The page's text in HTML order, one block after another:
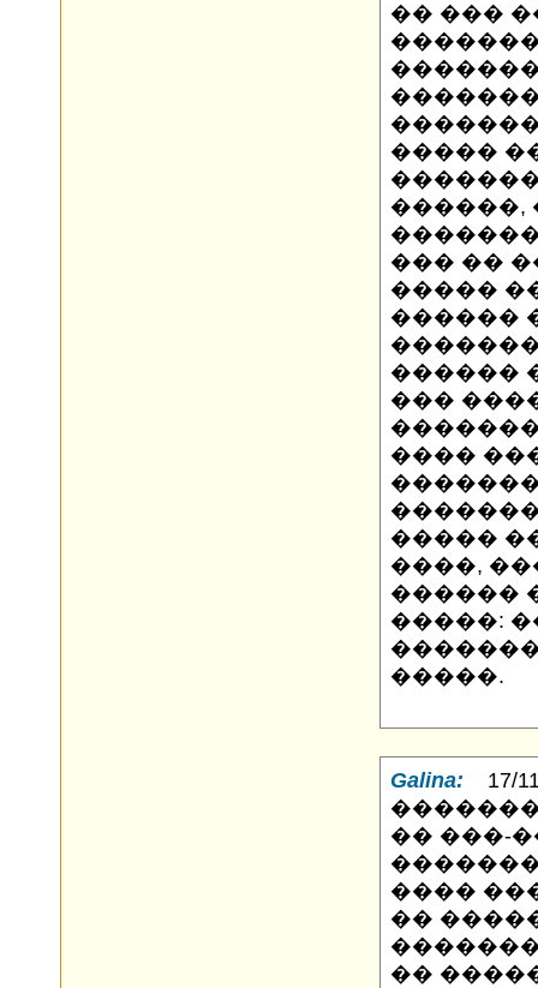
�� ���
�����
������,
��� ��
�����
������
������
���
����
�����
����,
������
�����:
�����.
Galina: 17/
�� ���-
����
��
��